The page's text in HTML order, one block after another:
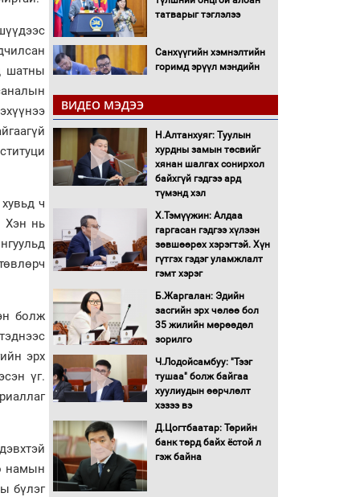
шатны
ч
Хэн нь
болж
эрх
үг.
намын
бүлэг
татварыг тэглэлээ
Санхүүгийн хэмнэлтийн
горимд эрүүл мэндийн
Нөөцийн махны
худалдаа, борлуулалтыг
нээлттэй ил тод болгоно
Монгол Улс “COP17”-д
“Тал хээрийн
төлөвлөгөө”-гөө
танилцуулна
16 төрлийн эмийг нэг эх
үүсвэрээс худалдан авах
журмыг баталлаа
Бүх шатанд хэмнэлтийн
горимд шилжиж, найр
наадам, зөвлөгөөн,
гадаад томилолтыг
хориглолоо
Сайд нар төсвөө хэрхэн
ВИДЕО МЭДЭЭ
Н.Алтанхуяг: Туулын
хурдны замын төсвийг
хянан шалгах сонирхол
байхгүй гэдгээ ард
түмэнд хэл
Х.Тэмүүжин: Алдаа
гаргасан гэдгээ хүлээн
зөвшөөрөх хэрэгтэй. Хүн
гүтгэх гэдэг уламжлалт
гэмт хэрэг
Б.Жаргалан: Эдийн
засгийн эрх чөлөө бол
35 жилийн мөрөөдөл
зорилго
Ч.Лодойсамбуу: "Тээг
тушаа" болж байгаа
хуулиудын өөрчлөлт
хэзээ вэ
Д.Цогтбаатар: Төрийн
банк төрд байх ёстой л
гэж байна